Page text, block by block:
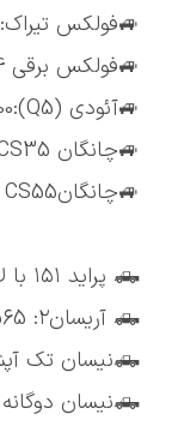
🚙فولکس تیراک:4.310
🚙فولکس برقی ID4 م2024: 3,780
🚙آئودی (Q5):6100
🚙چانگان CS35 پلاس:1860
🚙چانگانCS55 پلاس خاکستری : 2,850
🛻 پراید ۱۵۱ با لاینرپاششی:م۴۰۳: 388
🛻 آریسان۲: 565
🛻نیسان تک آپشنال برقی: 670
🛻نیسان دوگانه آپشنال:م۴۰۳: 734